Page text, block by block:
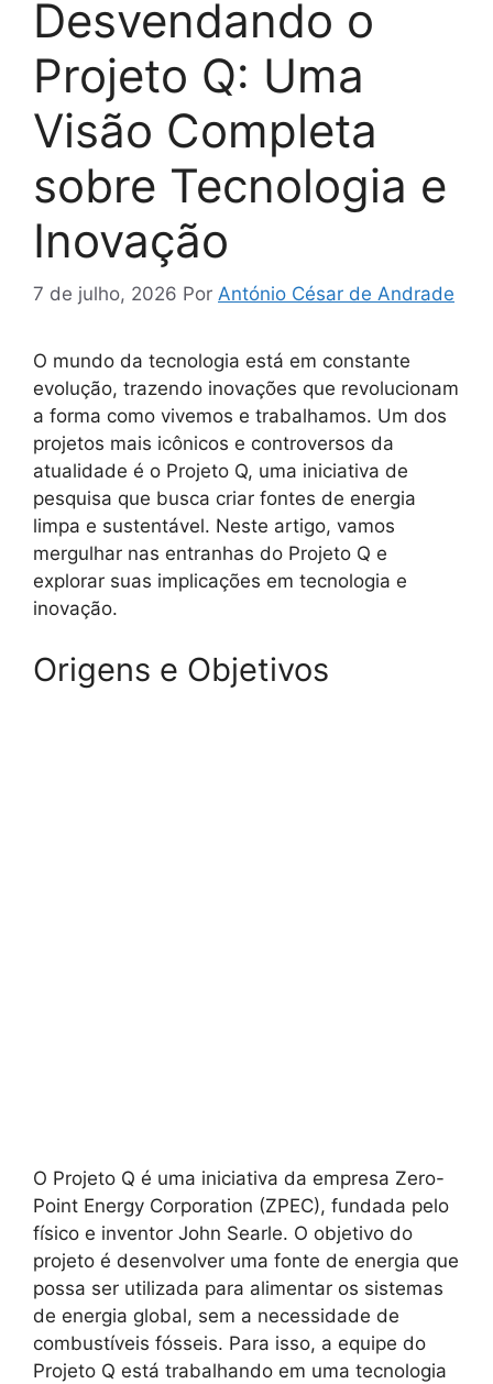
Desvendando o
Projeto Q: Uma
Visão Completa
sobre Tecnologia e
Inovação
7 de julho, 2026 Por António César de Andrade
O mundo da tecnologia está em constante
evolução, trazendo inovações que revolucionam
a forma como vivemos e trabalhamos. Um dos
projetos mais icônicos e controversos da
atualidade é o Projeto Q, uma iniciativa de
pesquisa que busca criar fontes de energia
limpa e sustentável. Neste artigo, vamos
mergulhar nas entranhas do Projeto Q e
explorar suas implicações em tecnologia e
inovação.
Origens e Objetivos
O Projeto Q é uma iniciativa da empresa Zero-
Point Energy Corporation (ZPEC), fundada pelo
físico e inventor John Searle. O objetivo do
projeto é desenvolver uma fonte de energia que
possa ser utilizada para alimentar os sistemas
de energia global, sem a necessidade de
combustíveis fósseis. Para isso, a equipe do
Projeto Q está trabalhando em uma tecnologia